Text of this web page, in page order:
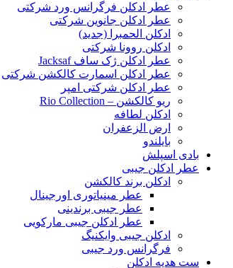
عطر ادکلن فرگرانس ورد شرکتی
عطر ادکلن جانوین شرکتی
ادکلن الحمبرا (جدید)
ادکلن روونا شرکتی
عطر ادکلن ژک‌ ساف Jacksaf
عطر ادکلن اسمارت کالکشن شرکتی
عطر ادکلن شرکتی امپر
ریو کالکشن – Rio Collection
ادکلن لطافه
ارض الزعفران
بایلندو
بادی اسپلش
عطر ادکلن جیبی
ادکلن برند کالکشن
عطر مینیاتوری اورجینال
عطر جیبی برندینی
عطر ادکلن جیبی مارکویی
ادکلن جیبی وایکنیگ
فرگرانس ورد جیبی
ست هدیه ادکلن